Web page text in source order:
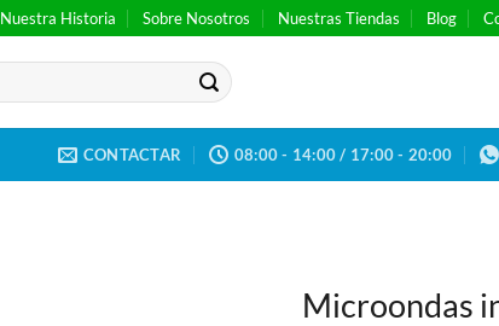
Nuestra Historia Sobre Nosotros Nuestras Tiendas Blog
CONTACTAR 08:00 - 14:00 / 17:00 - 20:00
Microondas